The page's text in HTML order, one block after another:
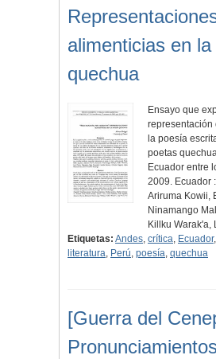
alimenticias en
quechua
Ensayo que
representación
la poesía
poetas
Ecuador entre
2009. Ecuador
Ariruma Kowii,
Ninamango
Killku
Etiquetas: Andes, crítica, Ecuador,
literatura, Perú, poesía, quechua
[Guerra del